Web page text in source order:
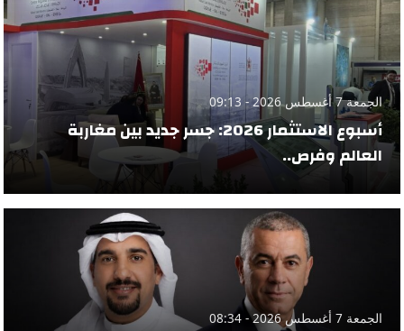
الجمعة 7 أغسطس 2026 - 09:13
أسبوع الاستثمار 2026: جسر جديد بين مغاربة
العالم وفرص..
الجمعة 7 أغسطس 2026 - 08:34